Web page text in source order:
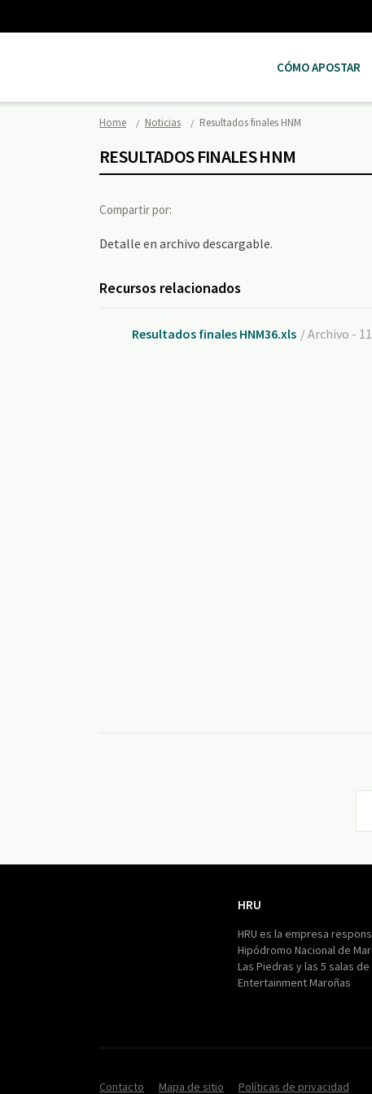
CÓMO APOSTAR
Home Noticias Resultados finales HNM
RESULTADOS FINALES HNM
Compartir por:
Detalle en archivo descargable.
Recursos relacionados
Resultados finales HNM36.xls / Archivo -
HRU
HRU es la empresa
Hipódromo Nacional de
Las Piedras y las 5 salas
Entertainment Maroñas
Contacto Mapa de sitio Políticas de privacidad